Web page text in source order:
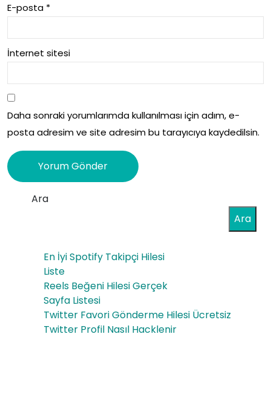
E-posta *
İnternet sitesi
Daha sonraki yorumlarımda kullanılması için adım, e-
posta adresim ve site adresim bu tarayıcıya kaydedilsin.
Ara
Ara
En İyi Spotify Takipçi Hilesi
Liste
Reels Beğeni Hilesi Gerçek
Sayfa Listesi
Twitter Favori Gönderme Hilesi Ücretsiz
Twitter Profil Nasıl Hacklenir